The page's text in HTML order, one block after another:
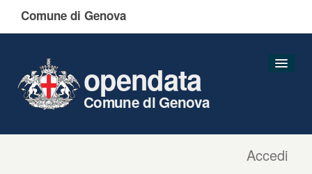
Comune di Genova
Accedi
opendata
Comune di Genova